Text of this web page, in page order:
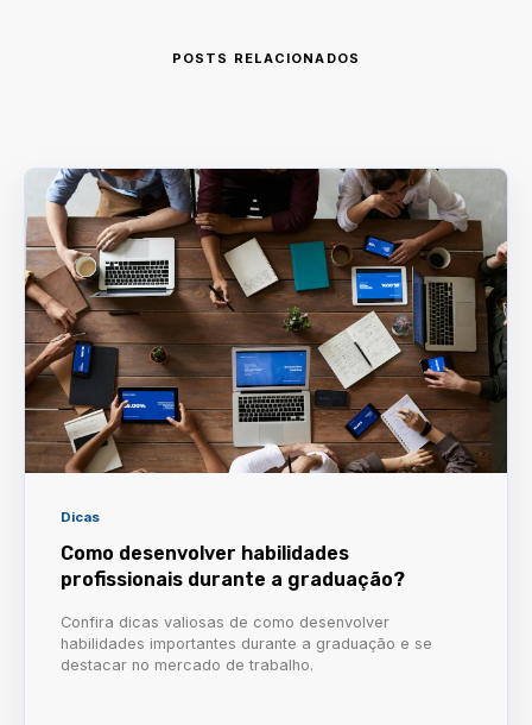
POSTS RELACIONADOS
Dicas
Como desenvolver habilidades
profissionais durante a graduação?
Confira dicas valiosas de como desenvolver
habilidades importantes durante a graduação e se
destacar no mercado de trabalho.